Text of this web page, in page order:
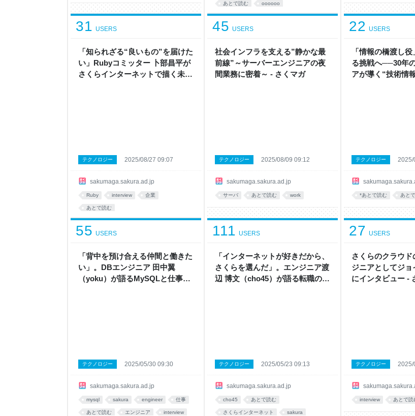
あとで読む oooooo
「知られざる“良いもの”を届けた
い」Rubyコミッター 卜部昌平が
さくらインターネットで描く未来
31 USERS
sakumaga.sakura.ad.jp
テクノロジー 2025/08/27 09:07
Ruby interview 企業
あとで読む
社会インフラを支える”静かな最
前線”～サーバーエンジニアの夜
間業務に密着～ - さくマガ
45 USERS
sakumaga.sakura.ad.jp
テクノロジー 2025/08/09 09:12
サーバ あとで読む work
「情報の橋渡し
る挑戦へ──30年
アが導く“技術情
22 USERS
テクノロジー 2025/
*あとで読む あと
「背中を預け合える仲間と働きた
い」。DBエンジニア 田中翼
（yoku）が語るMySQLと仕事観
55 USERS
sakumaga.sakura.ad.jp
テクノロジー 2025/05/30 09:30
mysql sakura engineer 仕事
あとで読む エンジニア interview
「インターネットが好きだから、
さくらを選んだ」。エンジニア渡
辺 博文（cho45）が語る転職の理
111 USERS
sakumaga.sakura.ad.jp
テクノロジー 2025/05/23 09:13
cho45 あとで読む
さくらインターネット sakura
さくらのクラウ
ジニアとしてジ
にインタビュー -
27 USERS
テクノロジー 2025/
interview あとで読